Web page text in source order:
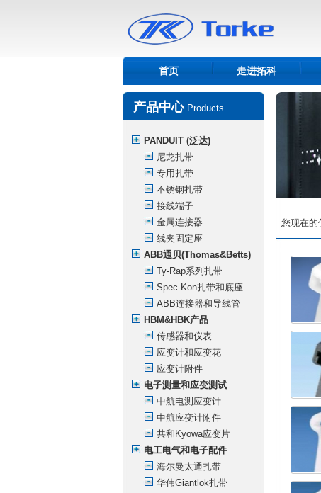
首页 走进拓科
产品中心Products
PANDUIT (泛达)
尼龙扎带
专用扎带
不锈钢扎带
接线端子
金属连接器
线夹固定座
ABB通贝(Thomas&Betts)
Ty-Rap系列扎带
Spec-Kon扎带和底座
ABB连接器和导线管
HBM&HBK产品
传感器和仪表
应变计和应变花
应变计附件
电子测量和应变测试
中航电测应变计
中航应变计附件
共和Kyowa应变片
电工电气和电子配件
海尔曼太通扎带
华伟Giantlok扎带
您现在的